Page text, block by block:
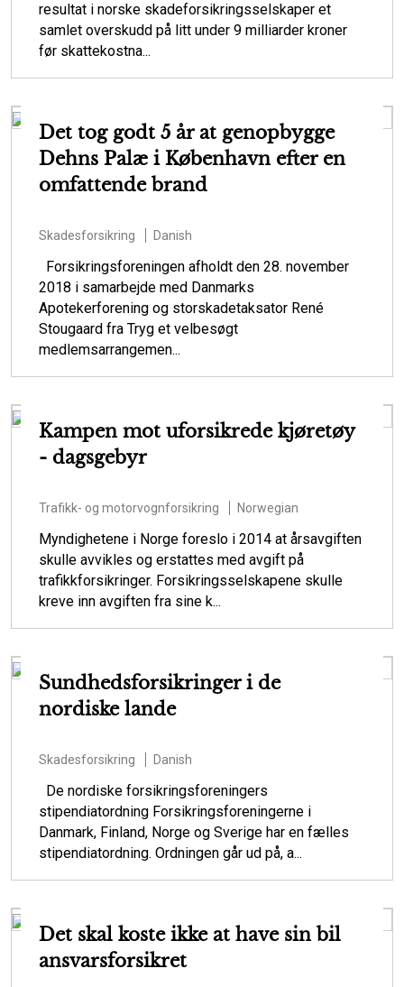
resultat i norske skadeforsikringsselskaper et
samlet overskudd på litt under 9 milliarder kroner
før skattekostna...
Det tog godt 5 år at genopbygge
Dehns Palæ i København efter en
omfattende brand
Skadesforsikring Danish
Forsikringsforeningen afholdt den 28. november
2018 i samarbejde med Danmarks
Apotekerforening og storskadetaksator René
Stougaard fra Tryg et velbesøgt
medlemsarrangemen...
Kampen mot uforsikrede kjøretøy
- dagsgebyr
Trafikk- og motorvognforsikring Norwegian
Myndighetene i Norge foreslo i 2014 at årsavgiften
skulle avvikles og erstattes med avgift på
trafikkforsikringer. Forsikringsselskapene skulle
kreve inn avgiften fra sine k...
Sundhedsforsikringer i de
nordiske lande
Skadesforsikring Danish
De nordiske forsikringsforeningers
stipendiatordning Forsikringsforeningerne i
Danmark, Finland, Norge og Sverige har en fælles
stipendiatordning. Ordningen går ud på, a...
Det skal koste ikke at have sin bil
ansvarsforsikret